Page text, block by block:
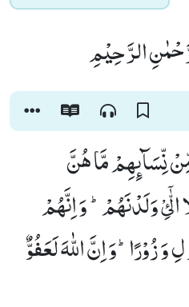
الرَّحِیْمِ
نِّسَآىٕهِمْ مَّا هُنَّ
اﻼ وَلَدْنَهُمْؕ- وَ اِنَّهُمْ
زُوْرًاؕ-وَ اِنَّ اللّٰهَ لَعَفُوٌّ